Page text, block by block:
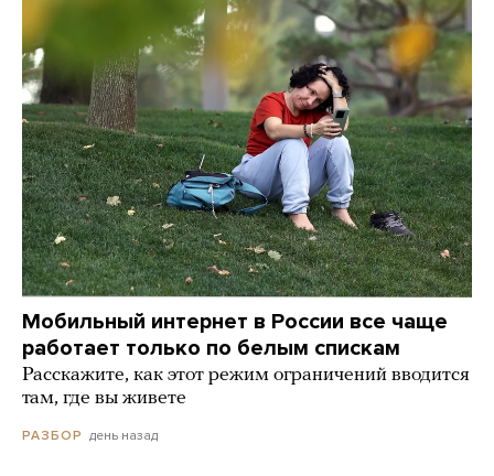
Мобильный интернет в России все чаще
работает только по белым спискам
Расскажите, как этот режим ограничений вводится
там, где вы живете
РАЗБОР день назад